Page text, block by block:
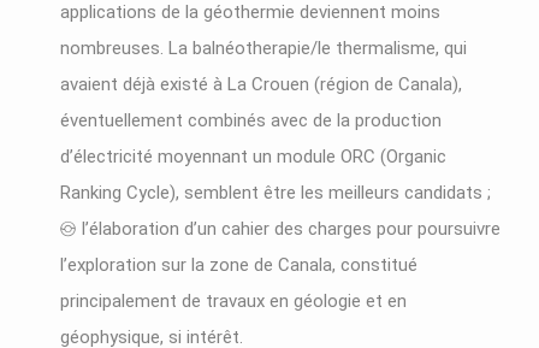
applications de la géothermie deviennent moins
nombreuses. La balnéotherapie/le thermalisme, qui
avaient déjà existé à La Crouen (région de Canala),
éventuellement combinés avec de la production
d’électricité moyennant un module ORC (Organic
Ranking Cycle), semblent être les meilleurs candidats ;
l’élaboration d’un cahier des charges pour poursuivre
l’exploration sur la zone de Canala, constitué
principalement de travaux en géologie et en
géophysique, si intérêt.